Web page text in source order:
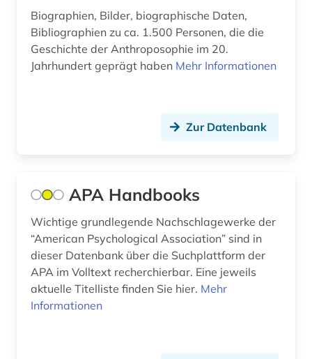
erzählen (1)
ethnologie (1)
europäische kultur (1)
europäische union (6)
evaluation (1)
evidenz-basierte medizin (1)
Biographien, Bilder, biographische Daten,
Bibliographien zu ca. 1.500 Personen, die die
Geschichte der Anthroposophie im 20.
Jahrhundert geprägt haben Mehr Informationen
Zur Datenbank
APA Handbooks
Wichtige grundlegende Nachschlagewerke der
“American Psychological Association” sind in
dieser Datenbank über die Suchplattform der
APA im Volltext recherchierbar. Eine jeweils
aktuelle Titelliste finden Sie hier. Mehr
Informationen